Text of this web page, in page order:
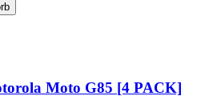
Moto G85 [4 PACK]